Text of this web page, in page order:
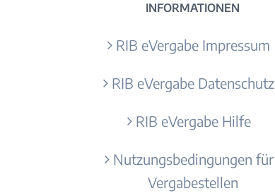
INFORMATIONEN
RIB eVergabe Impressum
RIB eVergabe Datenschutz
RIB eVergabe Hilfe
Nutzungsbedingungen für
Vergabestellen